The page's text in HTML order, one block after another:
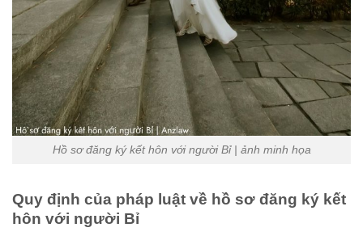
Hồ sơ đăng ký kết hôn với người Bỉ | ảnh minh họa
Quy định của pháp luật về hồ sơ đăng ký kết
hôn với người Bỉ